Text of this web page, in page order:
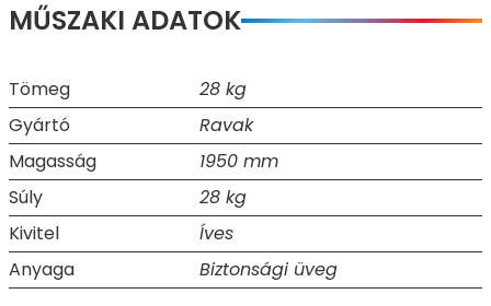
MŰSZAKI ADATOK
Tömeg
28 kg
Gyártó
Ravak
Magasság
1950 mm
Súly
28 kg
Kivitel
Íves
Anyaga
Biztonsági üveg